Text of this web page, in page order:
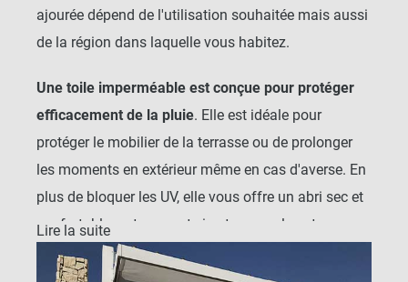
ajourée dépend de l'utilisation souhaitée mais aussi
de la région dans laquelle vous habitez.
Une toile imperméable est conçue pour protéger
efficacement de la pluie. Elle est idéale pour
protéger le mobilier de la terrasse ou de prolonger
les moments en extérieur même en cas d'averse. En
plus de bloquer les UV, elle vous offre un abri sec et
confortable, notamment si votre pergola est
adossée à la maison ou installée près d’un salon de
Lire la suite